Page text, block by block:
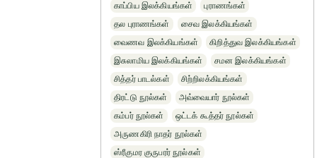
காப்பிய இலக்கியங்கள்
புராணங்கள்
தல புராணங்கள்
சைவ இலக்கியங்கள்
வைணவ இலக்கியங்கள்
கிறித்துவ இலக்கியங்கள்
இசுலாமிய இலக்கியங்கள்
சமன இலக்கியங்கள்
சித்தர் பாடல்கள்
சிற்றிலக்கியங்கள்
திரட்டு நூல்கள்
அவ்வையார் நூல்கள்
கம்பர் நூல்கள்
ஒட்டக் கூத்தர் நூல்கள்
அருணகிரி நாதர் நூல்கள்
ஸ்ரீகுமர குருபரர் நூல்கள்